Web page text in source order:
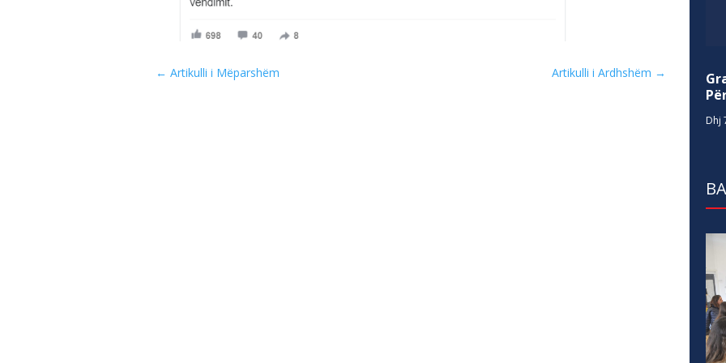
← Artikulli i Mëparshëm Artikulli i Ardhshëm →
Dhj